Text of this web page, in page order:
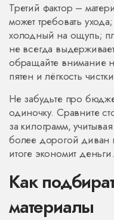
Третий фактор –
может требовать
холодный на ощупь;
не всегда
обращайте внимание
пятен и лёгкость
Не забудьте про
одиночку. Сравните
за килограмм,
более дорогой диван
итоге экономит деньги.
Как
материалы